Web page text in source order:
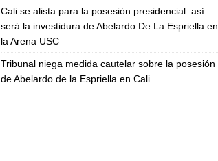
Cali se alista para la posesión presidencial: así
será la investidura de Abelardo De La Espriella en
la Arena USC
Tribunal niega medida cautelar sobre la posesión
de Abelardo de la Espriella en Cali